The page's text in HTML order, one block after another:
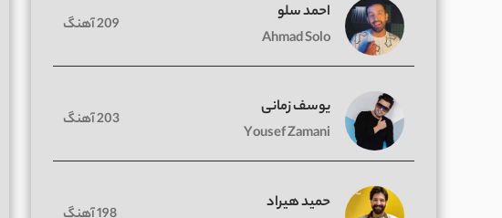
احمد سلو
Ahmad Solo
209 آهنگ
یوسف زمانی
Yousef Zamani
203 آهنگ
حمید هیراد